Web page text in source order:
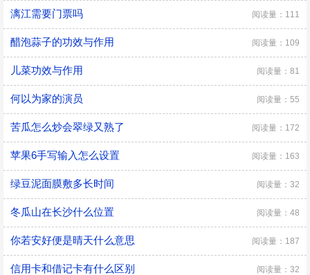
漓江需要门票吗 阅读量：111
醋泡蒜子的功效与作用 阅读量：109
儿菜功效与作用 阅读量：81
何以为家的演员 阅读量：55
苦瓜怎么炒会翠绿又熟了 阅读量：172
苹果6手写输入怎么设置 阅读量：163
绿豆泥面膜敷多长时间 阅读量：32
冬瓜山在长沙什么位置 阅读量：48
你若安好便是晴天什么意思 阅读量：187
信用卡和借记卡有什么区别 阅读量：32